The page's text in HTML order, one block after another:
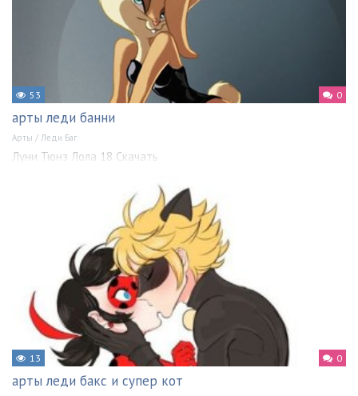
53 0
арты леди банни
Арты / Леди Баг
Луни Тюнз Лола 18 Скачать
13 0
арты леди бакс и супер кот